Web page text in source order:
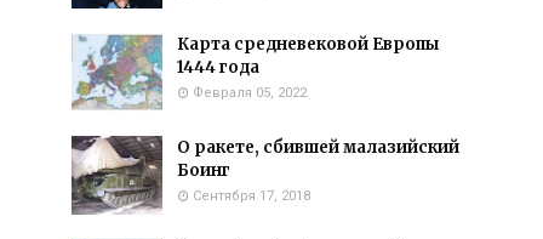
Карта средневековой Европы
1444 года
Февраля 05, 2022
О ракете, сбившей малазийский
Боинг
Сентября 17, 2018